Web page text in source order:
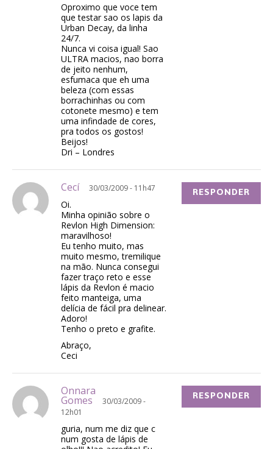
Oproximo que voce tem
que testar sao os lapis da
Urban Decay, da linha
24/7.
Nunca vi coisa igual! Sao
ULTRA macios, nao borra
de jeito nenhum,
esfumaca que eh uma
beleza (com essas
borrachinhas ou com
cotonete mesmo) e tem
uma infindade de cores,
pra todos os gostos!
Beijos!
Dri – Londres
Cecí 30/03/2009 - 11h47
Oi.
Minha opinião sobre o
Revlon High Dimension:
maravilhoso!
Eu tenho muito, mas
muito mesmo, tremilique
na mão. Nunca consegui
fazer traço reto e esse
lápis da Revlon é macio
feito manteiga, uma
delícia de fácil pra delinear.
Adoro!
Tenho o preto e grafite.
Abraço,
Ceci
RESPONDER
Onnara
Gomes
30/03/2009 -
12h01
guria, num me diz que c
num gosta de lápis de
RESPONDER